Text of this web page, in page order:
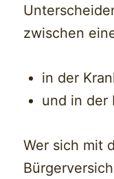
zwischen
in der
und in der
Wer sich mit